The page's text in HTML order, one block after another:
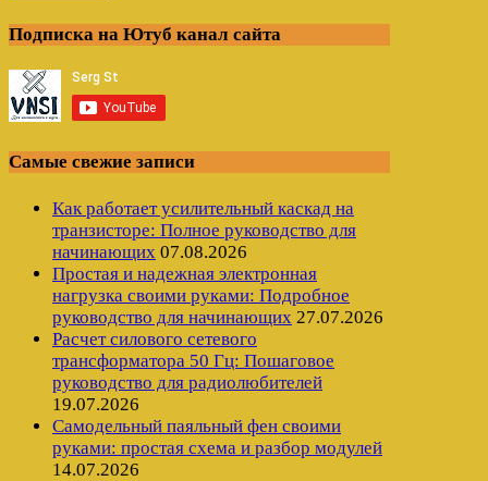
Подписка на Ютуб канал сайта
Самые свежие записи
Как работает усилительный каскад на
транзисторе: Полное руководство для
начинающих 07.08.2026
Простая и надежная электронная
нагрузка своими руками: Подробное
руководство для начинающих 27.07.2026
Расчет силового сетевого
трансформатора 50 Гц: Пошаговое
руководство для радиолюбителей
19.07.2026
Самодельный паяльный фен своими
руками: простая схема и разбор модулей
14.07.2026